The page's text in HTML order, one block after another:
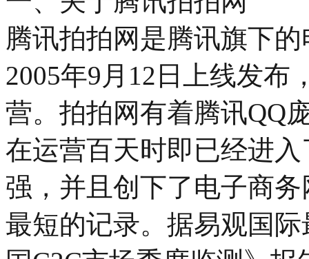
腾讯拍拍网是腾讯旗下
2005年9月12日上线发布
营。拍拍网有着腾讯QQ
在运营百天时即已经进
强，并且创下了电子商
最短的记录。据易观国